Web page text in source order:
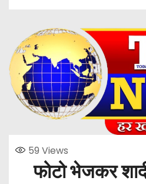
59 Views
फोटो भेजकर